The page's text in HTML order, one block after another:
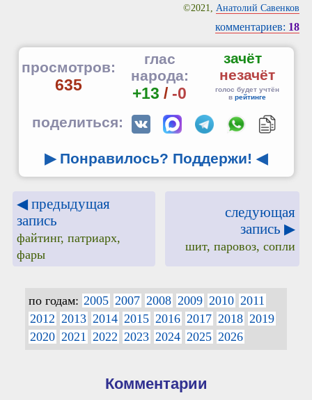
©2021, Анатолий Савенков
комментариев: 18
просмотров:
635
глас
народа:
+13 / -0
зачёт
незачёт
голос будет учтён
в рейтинге
поделиться:
▶ Понравилось? Поддержи! ◀
◀ предыдущая
запись
файтинг, патриарх,
фары
следующая
запись ▶
шит, паровоз, сопли
по годам: 2005 2007 2008 2009 2010 2011
2012 2013 2014 2015 2016 2017 2018 2019
2020 2021 2022 2023 2024 2025 2026
Комментарии